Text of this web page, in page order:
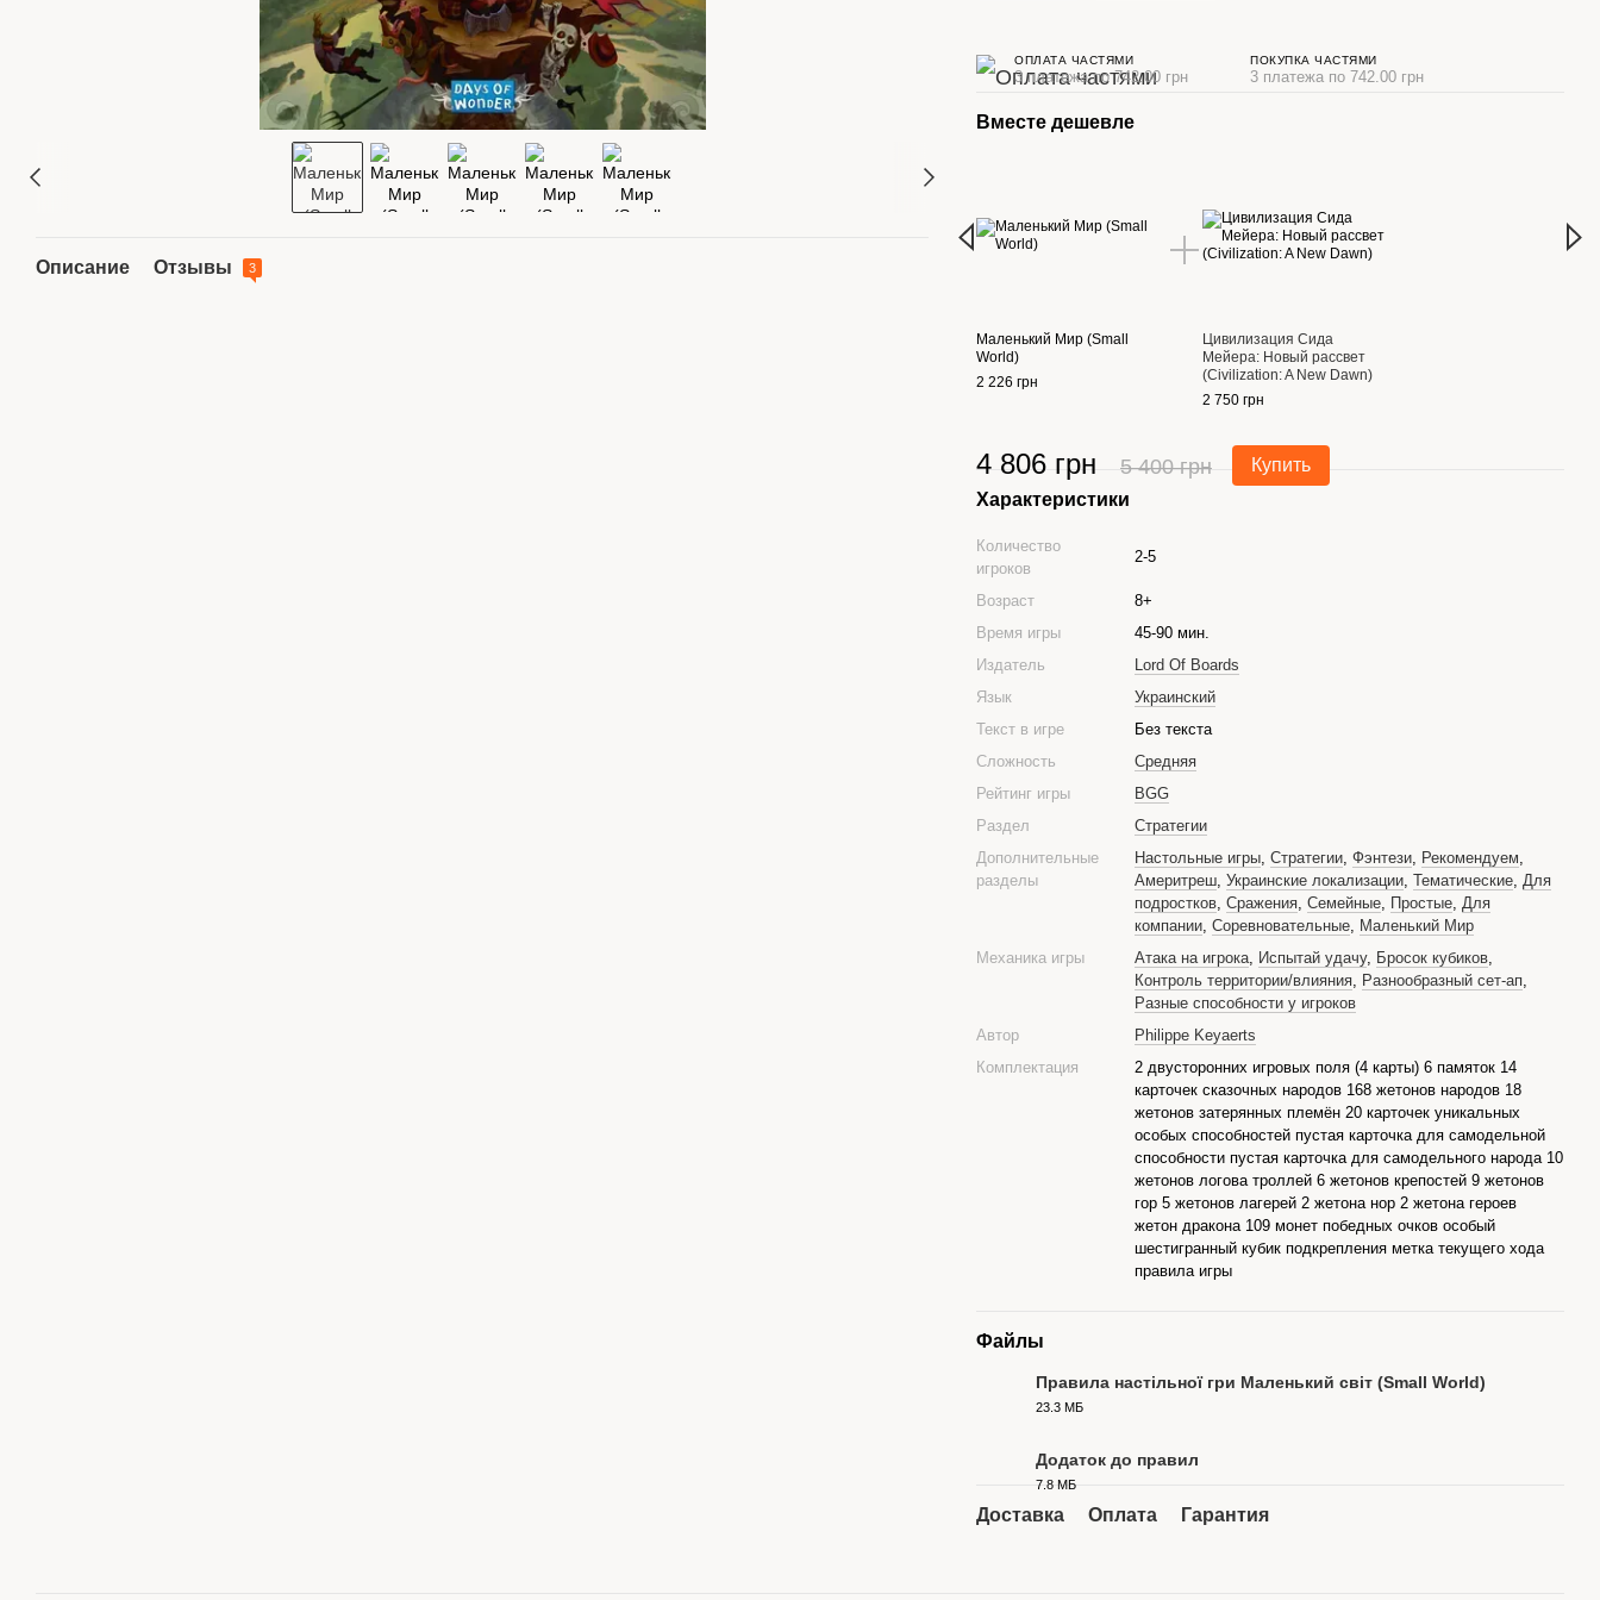
Описание Отзывы 3
ОПЛАТА ЧАСТЯМИ
3 платежа по 742.00 грн
ПОКУПКА ЧАСТЯМИ
3 платежа по 742.00 грн
Вместе дешевле
Маленький Мир (Small
World)
2 226 грн
Цивилизация Сида
Мейера: Новый рассвет
(Civilization: A New Dawn)
2 750 грн
4 806 грн 5 400 грн Купить
Характеристики
Количество
игроков
2-5
Возраст
8+
Время игры
45-90 мин.
Издатель
Lord Of Boards
Язык
Украинский
Текст в игре
Без текста
Сложность
Средняя
Рейтинг игры
BGG
Раздел
Стратегии
Дополнительные
разделы
Настольные игры,Стратегии,Фэнтези, Рекомендуем,
Америтреш,Украинские локализации,Тематические,Для
подростков,Сражения,Семейные, Простые,Для
компании,Соревновательные, Маленький Мир
Механика игры
Атака на игрока, Испытай удачу, Бросок кубиков,
Контроль территории/влияния, Разнообразный сет-ап,
Разные способности у игроков
Автор
Philippe Keyaerts
Комплектация
2 двусторонних игровых поля (4 карты) 6 памяток 14
карточек сказочных народов 168 жетонов народов 18
жетонов затерянных племён 20 карточек уникальных
особых способностей пустая карточка для самодельной
способности пустая карточка для самодельного народа 10
жетонов логова троллей 6 жетонов крепостей 9 жетонов
гор 5 жетонов лагерей 2 жетона нор 2 жетона героев
жетон дракона 109 монет победных очков особый
шестигранный кубик подкрепления метка текущего хода
правила игры
Файлы
Правила настільної гри Маленький світ (Small World)
23.3 МБ
Додаток до правил
7.8 МБ
Доставка Оплата Гарантия